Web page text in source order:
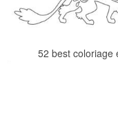
52 best coloriage